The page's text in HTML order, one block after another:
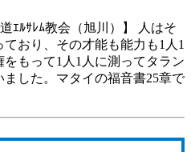
ｴﾙｻﾚﾑ教会（旭川）】 人はそ
おり、その才能も能力も1人1
もって1人1人に測ってタラン
ました。マタイの福音書25章で